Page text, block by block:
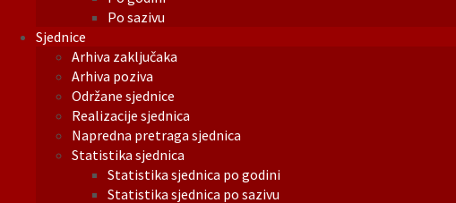
Po sazivu
Sjednice
Arhiva zaključaka
Arhiva poziva
Održane sjednice
Realizacije sjednica
Napredna pretraga sjednica
Statistika sjednica
Statistika sjednica po godini
Statistika sjednica po sazivu